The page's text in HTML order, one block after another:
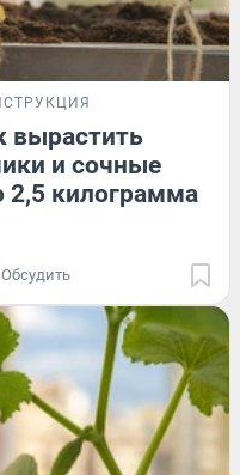
вырастить
и сочные
килограмма
Обсудить